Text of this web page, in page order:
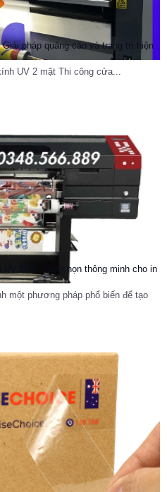
pháp quảng cáo và trang trí hiện
UV 2 mặt Thi công cửa...
DTF: Lựa chọn thông minh cho in
một phương pháp phổ biến để tạo